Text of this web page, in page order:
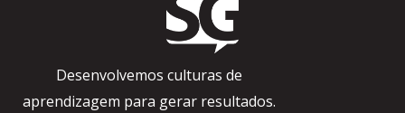
Desenvolvemos culturas de
aprendizagem para gerar resultados.